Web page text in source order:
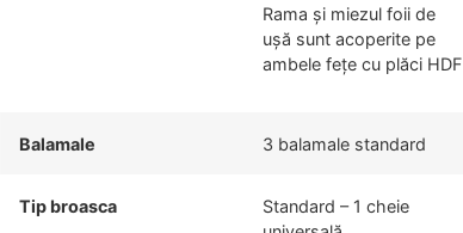
Rama și miezul foii de
ușă sunt acoperite pe
ambele fețe cu plăci HDF
Balamale 3 balamale standard
Tip broasca
Standard – 1 cheie